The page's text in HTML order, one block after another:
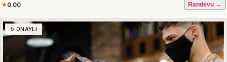
0.00 Randevu →
✨ ONAYLI